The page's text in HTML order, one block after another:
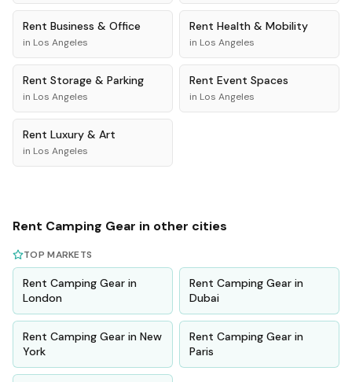
Rent Business & Office
in Los Angeles
Rent Health & Mobility
in Los Angeles
Rent Storage & Parking
in Los Angeles
Rent Event Spaces
in Los Angeles
Rent Luxury & Art
in Los Angeles
Rent Camping Gear in other cities
TOP MARKETS
Rent Camping Gear in
London
Rent Camping Gear in
Dubai
Rent Camping Gear in New
York
Rent Camping Gear in
Paris